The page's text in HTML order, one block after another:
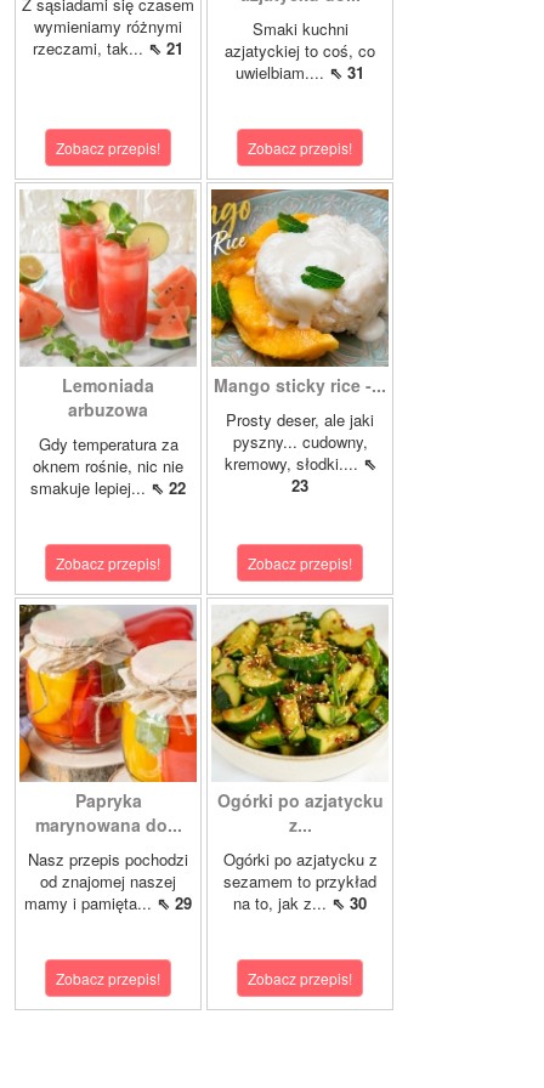
wymieniamy różnymi
rzeczami, tak... ⇖ 21
Zobacz przepis!
Smaki kuchni
azjatyckiej to coś, co
uwielbiam.... ⇖ 31
Zobacz przepis!
Lemoniada
arbuzowa
Gdy temperatura za
oknem rośnie, nic nie
smakuje lepiej... ⇖ 22
Zobacz przepis!
Mango sticky rice -...
Prosty deser, ale jaki
pyszny... cudowny,
kremowy, słodki.... ⇖
23
Zobacz przepis!
Papryka
marynowana do...
Nasz przepis pochodzi
od znajomej naszej
mamy i pamięta... ⇖ 29
Zobacz przepis!
Ogórki po azjatycku
z...
Ogórki po azjatycku z
sezamem to przykład
na to, jak z... ⇖ 30
Zobacz przepis!